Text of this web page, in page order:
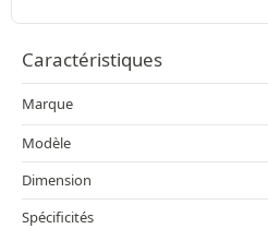
Caractéristiques
Marque
Modèle
Dimension
Spécificités